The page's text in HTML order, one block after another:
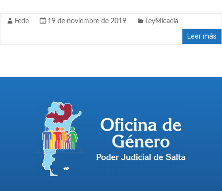
Fede 19 de noviembre de 2019 LeyMicaela
Leer más